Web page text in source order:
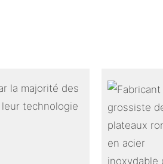
la majorité des
technologie